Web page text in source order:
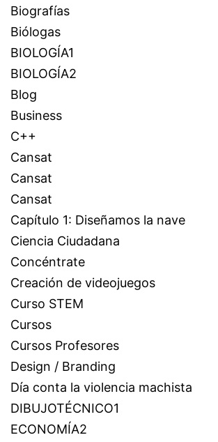
Biografías
Biólogas
BIOLOGÍA1
BIOLOGÍA2
Blog
Business
C++
Cansat
Cansat
Cansat
Capítulo 1: Diseñamos la nave
Ciencia Ciudadana
Concéntrate
Creación de videojuegos
Curso STEM
Cursos
Cursos Profesores
Design / Branding
Día conta la violencia machista
DIBUJOTÉCNICO1
ECONOMÍA2